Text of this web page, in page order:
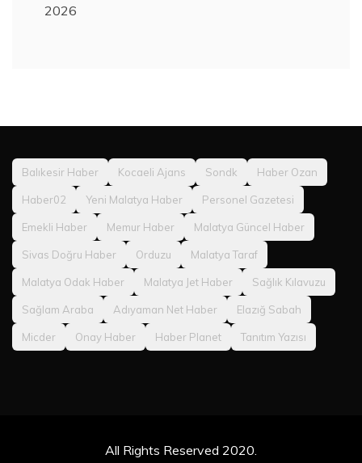
2026
Balıkesir Haber Kocaeli Ajans Sondk Haber Ozan
Haber02 Yeni Malatya Haber Personel Gazetesi
Emekli Haber Memur Haber Malatya Güncel Haber
Sivas Doğru Haber Orduzu Malatya Taraf
Malatya Odak Haber Malatya Jet Haber Sağlık Kılavuzu
Sağlam Araba Adıyaman Net Haber Elazığ Sabah
Micder Onay Haber Haber Planet Tanıtım Yazısı
All Rights Reserved 2020.